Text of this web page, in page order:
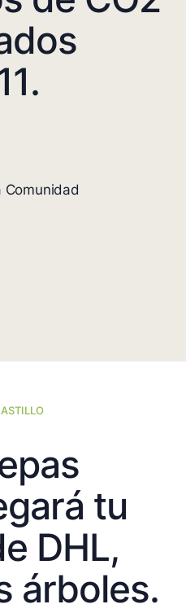
Comunidad
tu
DHL,
árboles.